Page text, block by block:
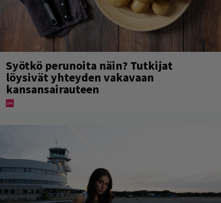
Syötkö perunoita näin? Tutkijat
löysivät yhteyden vakavaan
kansansairauteen